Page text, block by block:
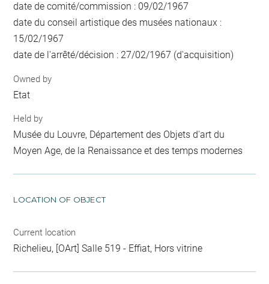
date de comité/commission : 09/02/1967
date du conseil artistique des musées nationaux :
15/02/1967
date de l'arrêté/décision : 27/02/1967 (d'acquisition)
Owned by
Etat
Held by
Musée du Louvre, Département des Objets d'art du
Moyen Age, de la Renaissance et des temps modernes
LOCATION OF OBJECT
Current location
Richelieu, [OArt] Salle 519 - Effiat, Hors vitrine